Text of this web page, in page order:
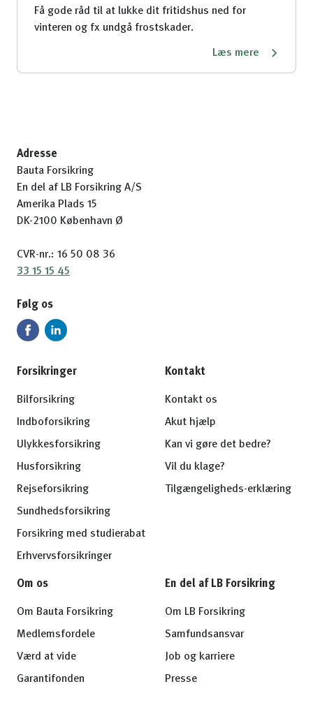
Få gode råd til at lukke dit fritidshus ned for
vinteren og fx undgå frostskader.
Læs mere
Adresse
Bauta Forsikring
En del af LB Forsikring A/S
Amerika Plads 15
DK-2100 København Ø
CVR-nr.: 16 50 08 36
33 15 15 45
Følg os
Forsikringer
Bilforsikring
Indboforsikring
Ulykkesforsikring
Husforsikring
Rejseforsikring
Sundhedsforsikring
Forsikring med studierabat
Erhvervsforsikringer
Kontakt
Kontakt os
Akut hjælp
Kan vi gøre det bedre?
Vil du klage?
Tilgængeligheds-erklæring
Om os
Om Bauta Forsikring
Medlemsfordele
Værd at vide
Garantifonden
En del af LB Forsikring
Om LB Forsikring
Samfundsansvar
Job og karriere
Presse